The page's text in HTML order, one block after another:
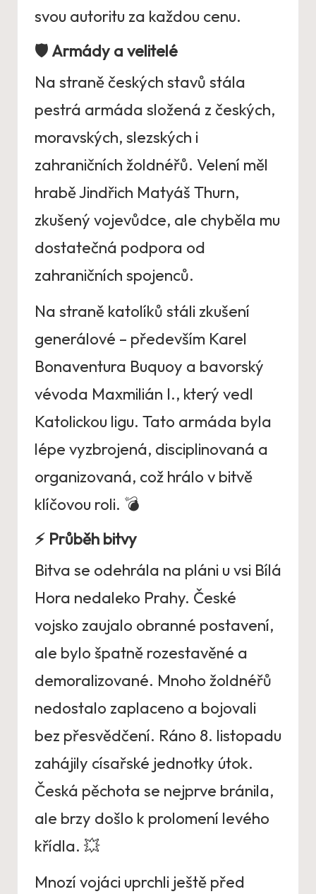
svou autoritu za každou cenu.
🛡 Armády a velitelé
Na straně českých stavů stála
pestrá armáda složená z českých,
moravských, slezských i
zahraničních žoldnéřů. Velení měl
hrabě Jindřich Matyáš Thurn,
zkušený vojevůdce, ale chyběla mu
dostatečná podpora od
zahraničních spojenců.
Na straně katolíků stáli zkušení
generálové – především Karel
Bonaventura Buquoy a bavorský
vévoda Maxmilián I., který vedl
Katolickou ligu. Tato armáda byla
lépe vyzbrojená, disciplinovaná a
organizovaná, což hrálo v bitvě
klíčovou roli. 💣
⚡ Průběh bitvy
Bitva se odehrála na pláni u vsi Bílá
Hora nedaleko Prahy. České
vojsko zaujalo obranné postavení,
ale bylo špatně rozestavěné a
demoralizované. Mnoho žoldnéřů
nedostalo zaplaceno a bojovali
bez přesvědčení. Ráno 8. listopadu
zahájily císařské jednotky útok.
Česká pěchota se nejprve bránila,
ale brzy došlo k prolomení levého
křídla. 💥
Mnozí vojáci uprchli ještě před